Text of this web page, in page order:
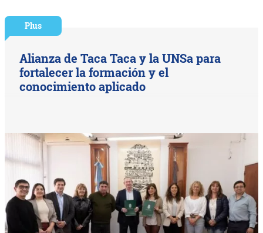
Plus
Alianza de Taca Taca y la UNSa para
fortalecer la formación y el
conocimiento aplicado